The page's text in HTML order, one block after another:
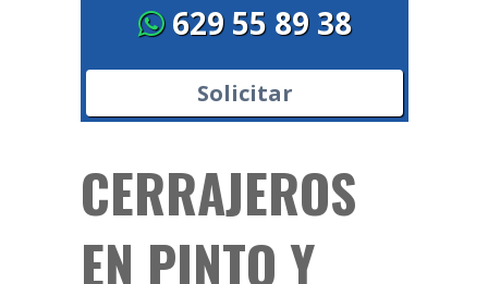
629 55 89 38
Solicitar
CERRAJEROS
EN PINTO Y